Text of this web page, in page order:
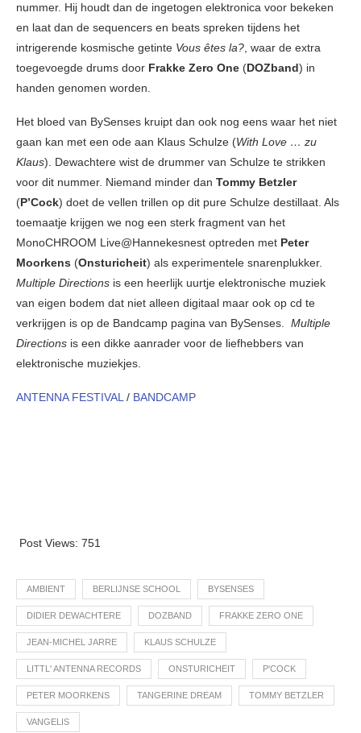
nummer. Hij houdt dan de ingetogen elektronica voor bekeken
en laat dan de sequencers en beats spreken tijdens het
intrigerende kosmische getinte Vous êtes la?, waar de extra
toegevoegde drums door Frakke Zero One (DOZband) in
handen genomen worden.
Het bloed van BySenses kruipt dan ook nog eens waar het niet
gaan kan met een ode aan Klaus Schulze (With Love … zu
Klaus). Dewachtere wist de drummer van Schulze te strikken
voor dit nummer. Niemand minder dan Tommy Betzler
(P’Cock) doet de vellen trillen op dit pure Schulze destillaat. Als
toemaatje krijgen we nog een sterk fragment van het
MonoCHROOM Live@Hannekesnest optreden met Peter
Moorkens (Onsturicheit) als experimentele snarenplukker.
Multiple Directions is een heerlijk uurtje elektronische muziek
van eigen bodem dat niet alleen digitaal maar ook op cd te
verkrijgen is op de Bandcamp pagina van BySenses. Multiple
Directions is een dikke aanrader voor de liefhebbers van
elektronische muziekjes.
ANTENNA FESTIVAL/ BANDCAMP
Post Views: 751
AMBIENT BERLIJNSE SCHOOL BYSENSES
DIDIER DEWACHTERE DOZBAND FRAKKE ZERO ONE
JEAN-MICHEL JARRE KLAUS SCHULZE
LITTL' ANTENNA RECORDS ONSTURICHEIT P'COCK
PETER MOORKENS TANGERINE DREAM TOMMY BETZLER
VANGELIS